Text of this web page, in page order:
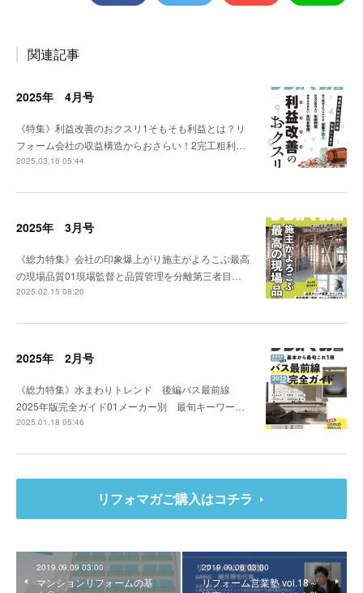
関連記事
2025年 4月号
《特集》利益改善のおクスリ1そもそも利益とは？リ
フォーム会社の収益構造からおさらい！2完工粗利…
2025.03.16 05:44
2025年 3月号
《総力特集》会社の印象爆上がり施主がよろこぶ最高
の現場品質01現場監督と品質管理を分離第三者目…
2025.02.15 08:20
2025年 2月号
《総力特集》水まわりトレンド 後編バス最前線
2025年版完全ガイド01メーカー別 最旬キーワー…
2025.01.18 05:46
リフォマガご購入はコチラ
2019.09.09 03:00
マンションリフォームの基
2019.09.06 03:00
リフォーム営業塾 vol.18～